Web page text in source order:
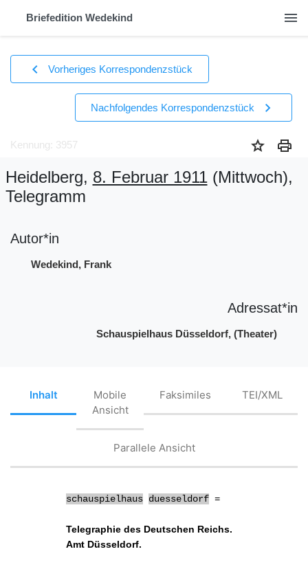
Briefedition Wedekind menu
chevron_left Vorheriges Korrespondenzstück
Nachfolgendes Korrespondenzstück chevron_right
Kennung: 3957 star print
Heidelberg, 8. Februar 1911(Mittwoch),
Telegramm
Autor*in
Wedekind, Frank
Adressat*in
Schauspielhaus Düsseldorf, (Theater)
Inhalt
Mobile
Ansicht
Faksimiles TEI/XML
Parallele Ansicht
schauspielhaus duesseldorf =
Telegraphie des Deutschen Reichs.
Amt Düsseldorf.